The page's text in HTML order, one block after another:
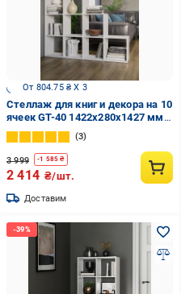
От 804.75 ₴ X 3
Стеллаж для книг и декора на 10
ячеек GT-40 1422х280х1427 мм
Белый (20319082)
3
3 999 -1 585 ₴
2 414 ₴/шт.
Доставим